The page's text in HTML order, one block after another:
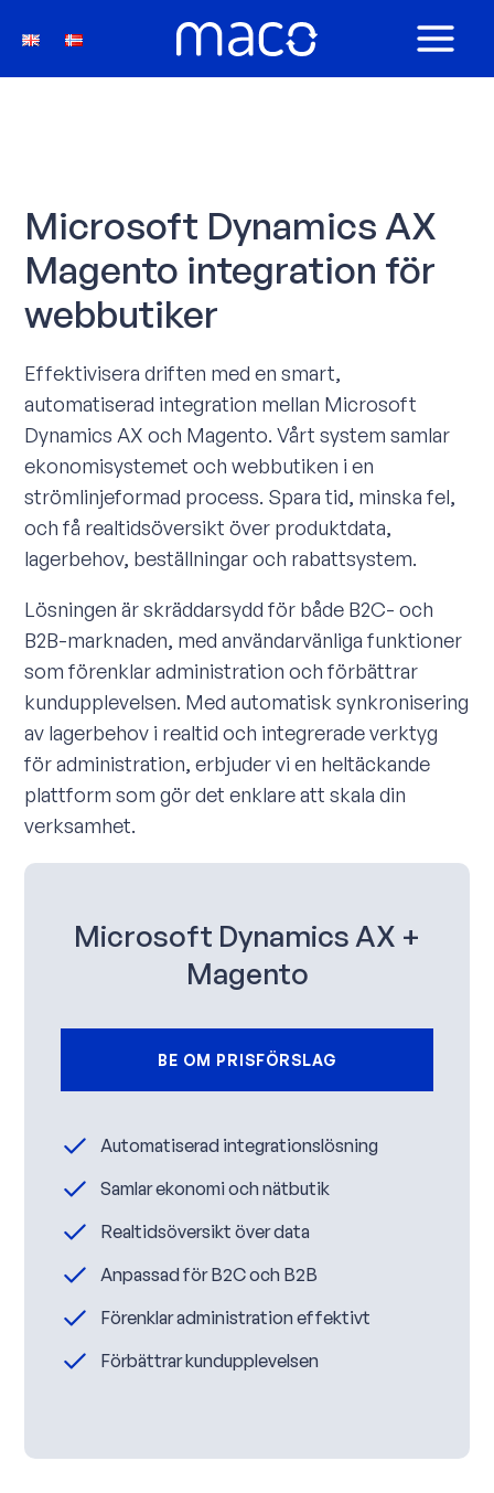
innehåll
MAIN
Microsoft Dynamics AX
Magento integration för
webbutiker
Effektivisera driften med en smart,
automatiserad integration mellan Microsoft
Dynamics AX och Magento. Vårt system samlar
ekonomisystemet och webbutiken i en
strömlinjeformad process. Spara tid, minska fel,
och få realtidsöversikt över produktdata,
lagerbehov, beställningar och rabattsystem.
Lösningen är skräddarsydd för både B2C- och
B2B-marknaden, med användarvänliga funktioner
som förenklar administration och förbättrar
kundupplevelsen. Med automatisk synkronisering
av lagerbehov i realtid och integrerade verktyg
för administration, erbjuder vi en heltäckande
plattform som gör det enklare att skala din
verksamhet.
Microsoft Dynamics AX +
Magento
BE OM PRISFÖRSLAG
Automatiserad integrationslösning
Samlar ekonomi och nätbutik
Realtidsöversikt över data
Anpassad för B2C och B2B
Förenklar administration effektivt
Förbättrar kundupplevelsen